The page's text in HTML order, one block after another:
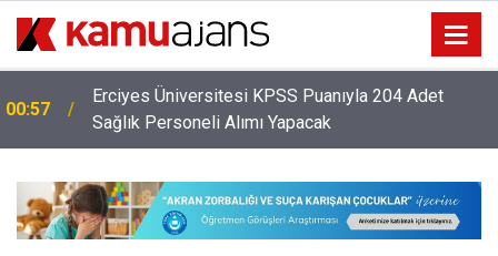
00:57
Erciyes Üniversitesi KPSS Puanıyla 204 Adet
Sağlık Personeli Alımı Yapacak